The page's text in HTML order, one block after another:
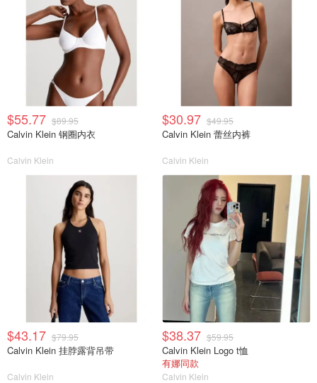
$55.77 $89.95
Calvin Klein 钢圈内衣
Calvin Klein
$30.97 $49.95
Calvin Klein 蕾丝内裤
Calvin Klein
$43.17 $79.95
Calvin Klein 挂脖露背吊带
Calvin Klein
$38.37 $59.95
Calvin Klein Logo t恤
有娜同款
Calvin Klein